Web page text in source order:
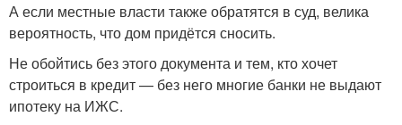
А если местные власти также обратятся в суд, велика
вероятность, что дом придётся сносить.
Не обойтись без этого документа и тем, кто хочет
строиться в кредит — без него многие банки не выдают
ипотеку на ИЖС.